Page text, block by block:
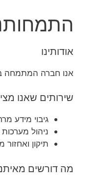
אודותינו
אנו חברה המתמחה
שירותים שאנו
גיבוי מידע
ניהול
תיקון
מה דורשים